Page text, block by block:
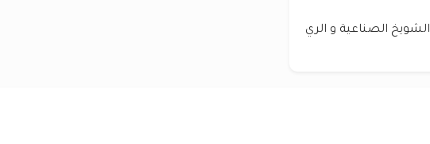
الشويخ الصناعية و الري